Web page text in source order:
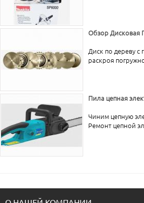
Обзор Дисковая
Диск по дереву
раскроя
Пила цепная
Чиним цепную
Ремонт цепной